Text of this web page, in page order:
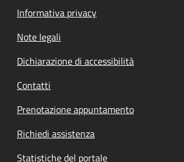
Informativa privacy
Note legali
Dichiarazione di accessibilità
Contatti
Prenotazione appuntamento
Richiedi assistenza
Statistiche del portale